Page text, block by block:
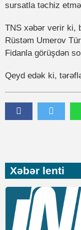
Xəbər lenti
sursatla təchiz
TNS xəbər verir ki,
Rüstəm Umerov
Fidanla görüşdən
Qeyd edək ki,